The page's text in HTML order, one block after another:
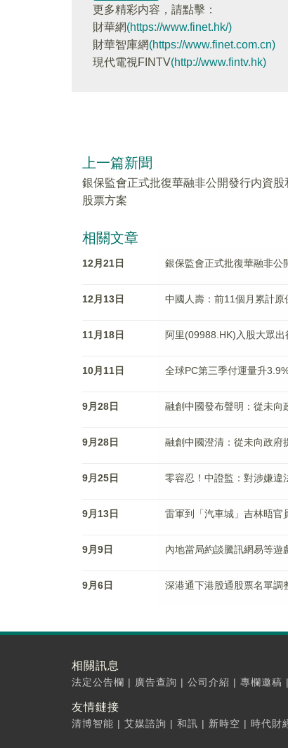
更多精彩内容，請點擊：
財華網(https://www.finet.hk/)
財華智庫網(https://www.finet.com.cn)
現代電視FINTV(http://www.fintv.hk)
上一篇新聞
銀保監會正式批復華融非公開發行内資股
股票方案
相關文章
12月21日 銀保監會正式批復華融非公
12月13日 中國人壽：前11個月累計
11月18日 阿里(09988.HK)入股大眾
10月11日 全球PC第三季付運量升
9月28日 融創中國發布聲明：從未向
9月28日 融創中國澄清：從未向政府
9月25日 零容忍！中證監：對涉嫌違
9月13日 雷軍到「汽車城」吉林晤官
9月9日 內地當局約談騰訊網易等遊
9月6日 深港通下港股通股票名單調
相關訊息
法定公告欄 | 廣告查詢 | 公司介紹 | 專欄邀稿 |
友情鏈接
清博智能 | 艾媒諮詢 | 和訊 | 新時空 | 時代財